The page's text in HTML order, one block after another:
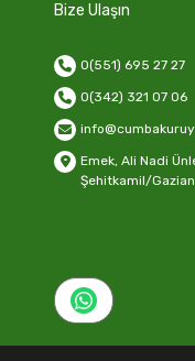
Bize Ulaşın
0(551) 695 27 27
0(342) 321 07 06
Emek, Ali Nadi
Şehitkamil/